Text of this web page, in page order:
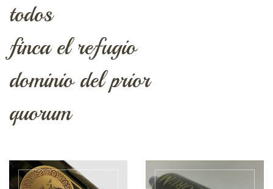
todos
finca el refugio
dominio del prior
quorum